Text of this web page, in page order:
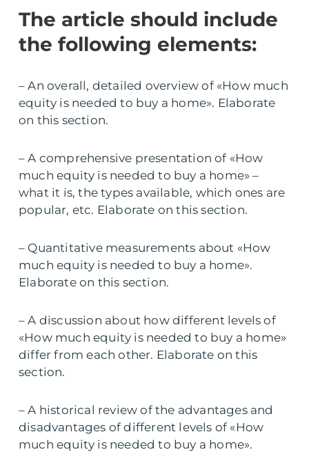
The article should include
the following elements:
– An overall, detailed overview of «How much
equity is needed to buy a home». Elaborate
on this section.
– A comprehensive presentation of «How
much equity is needed to buy a home» –
what it is, the types available, which ones are
popular, etc. Elaborate on this section.
– Quantitative measurements about «How
much equity is needed to buy a home».
Elaborate on this section.
– A discussion about how different levels of
«How much equity is needed to buy a home»
differ from each other. Elaborate on this
section.
– A historical review of the advantages and
disadvantages of different levels of «How
much equity is needed to buy a home».